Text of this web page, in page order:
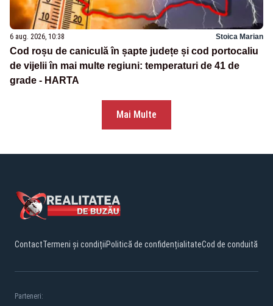
6 aug. 2026, 10:38 Stoica Marian
Cod roșu de caniculă în șapte județe și cod portocaliu
de vijelii în mai multe regiuni: temperaturi de 41 de
grade - HARTA
Mai Multe
ContactTermeni și condițiiPolitică de confidențialitateCod de conduită
Parteneri: